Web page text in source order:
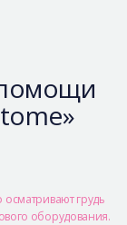
грудь
оборудования.